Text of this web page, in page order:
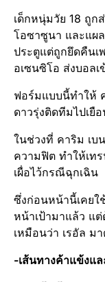
เด็กหนุ่มวัย​ 18​ ถูก
โอซาซูนา​ และแผ
ประตู​แต่ถูกยึดคืนเ
อเซนซิโอ​ ส่งบอล
ฟอร์มแบบนี้ทำให้​
ดาวรุ่งติดทีมไปเยื
ในช่วงที่ คาริม​ เบ
ความฟิต​ ทำให้เท
เผื่อไว้กรณีฉุกเฉิน​
ซึ่งก่อนหน้านี้เคยใ
หน้าเป้ามาแล้ว​ แ
เหมือนว่า​ เรอัล​ ม
-เส้นทางค้าแข้งแ